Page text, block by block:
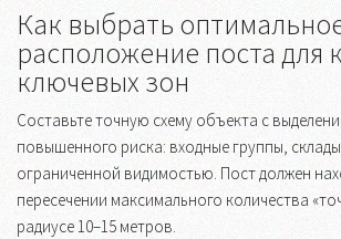
Как выбрать
расположение поста для
ключевых зон
Составьте точную схему объекта с
повышенного риска: входные группы,
ограниченной видимостью. Пост должен
пересечении максимального количества
радиусе 10–15 метров.